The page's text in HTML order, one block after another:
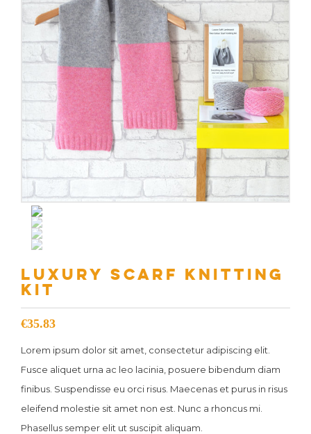
LUXURY SCARF KNITTING
KIT
€35.83
Lorem ipsum dolor sit amet, consectetur adipiscing elit.
Fusce aliquet urna ac leo lacinia, posuere bibendum diam
finibus. Suspendisse eu orci risus. Maecenas et purus in risus
eleifend molestie sit amet non est. Nunc a rhoncus mi.
Phasellus semper elit ut suscipit aliquam.